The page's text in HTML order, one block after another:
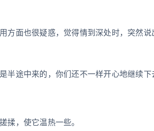
方面也很疑惑，觉得情到深处时，突然说
半途中来的，你们还不一样开心地继续下
揉，使它温热一些。